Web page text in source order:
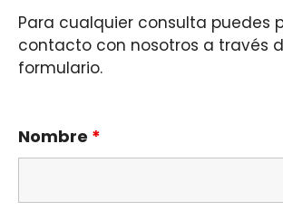
Para cualquier consulta puedes
contacto con nosotros a través
formulario.
Nombre *